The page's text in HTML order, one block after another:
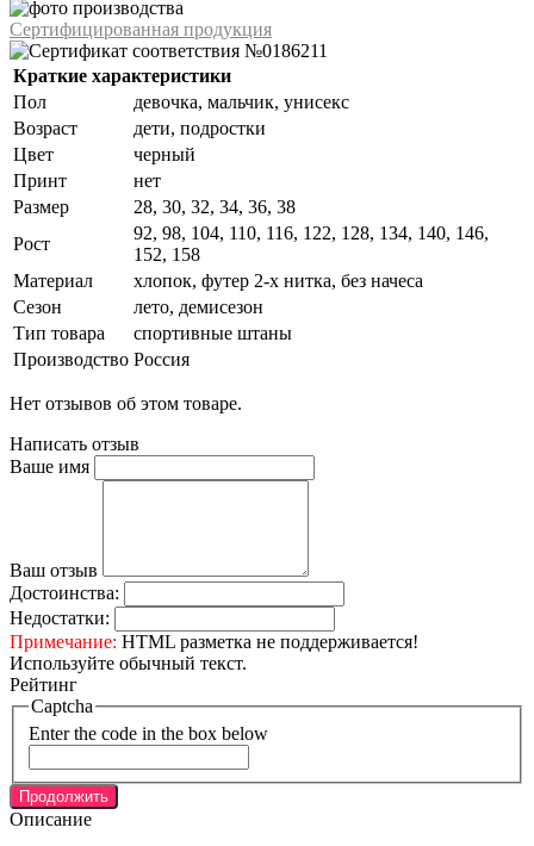
Сертифицированная продукция
Краткие характеристики
Пол
девочка, мальчик, унисекс
Возраст
дети, подростки
Цвет
черный
Принт
нет
Размер
28, 30, 32, 34, 36, 38
Рост
92, 98, 104, 110, 116, 122, 128, 134, 140, 146,
152, 158
Материал
хлопок, футер 2-х нитка, без начеса
Сезон
лето, демисезон
Тип товара
спортивные штаны
Производство Россия
Нет отзывов об этом товаре.
Написать отзыв
Ваше имя
Ваш отзыв
Достоинства:
Недостатки:
Примечание: HTML разметка не поддерживается!
Используйте обычный текст.
Рейтинг
Captcha
Enter the code in the box below
Продолжить
Описание